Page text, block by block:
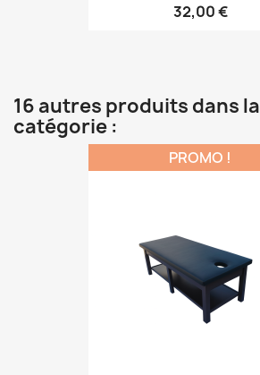
32,00 €
16 autres produits dans
catégorie :
PROMO !